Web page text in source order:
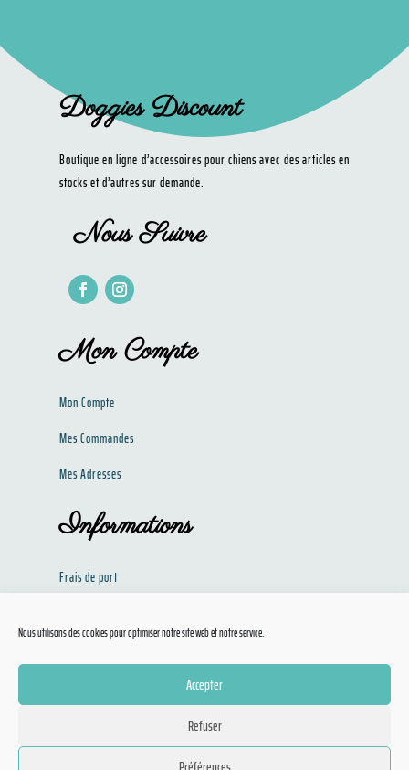
Nous utilisons des cookies pour optimiser notre site web et notre service.
Accepter
Refuser
Doggies Discount
Boutique en ligne d’accessoires pour chiens avec des articles en
stocks et d’autres sur demande.
Nous Suivre
Mon Compte
Mon Compte
Mes Commandes
Mes Adresses
Informations
Frais de port
Doggies Discount © 2020 Tous droits réservés –Mentions Légales–CGV– Conception